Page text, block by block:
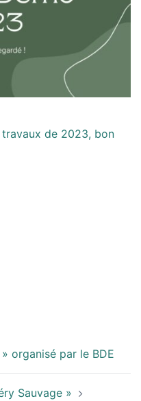
de 2023, bon
organisé par le BDE
Sauvage »